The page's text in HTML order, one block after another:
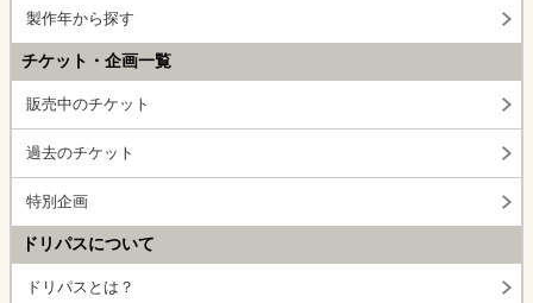
製作年から探す
チケット・企画一覧
販売中のチケット
過去のチケット
特別企画
ドリパスについて
ドリパスとは？